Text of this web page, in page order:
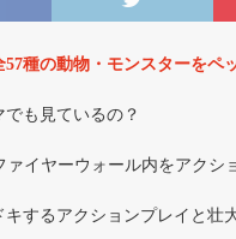
種の動物・モンスターをペ
も見ているの？
イヤーウォール内をアクシ
キするアクションプレイと壮